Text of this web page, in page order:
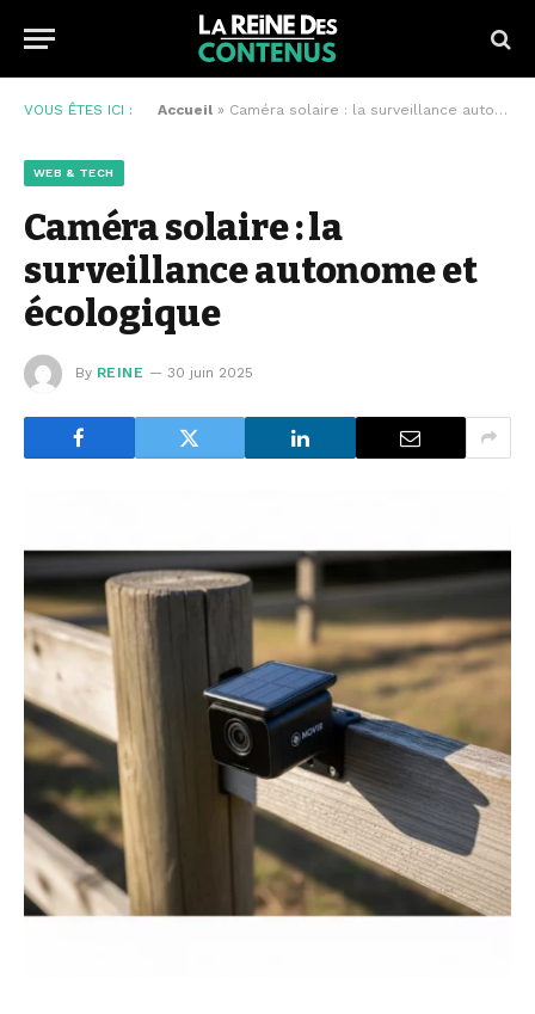
VOUS ÊTES ICI : Accueil » Caméra solaire : la surveillance autonome et écologique
WEB & TECH
Caméra solaire : la
surveillance autonome et
écologique
By REINE 30 juin 2025